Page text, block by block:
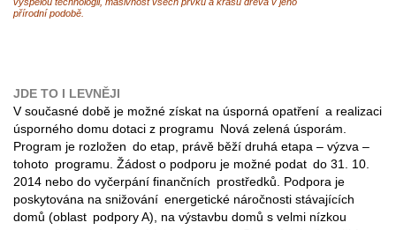
přírodní podobě.
JDE TO I LEVNĚJI
V současné době je možné získat na úsporná opatření a realizaci
úsporného domu dotaci z programu Nová zelená úsporám.
Program je rozložen do etap, právě běží druhá etapa – výzva –
tohoto programu. Žádost o podporu je možné podat do 31. 10.
2014 nebo do vyčerpání finančních prostředků. Podpora je
poskytována na snižování energetické náročnosti stávajících
domů (oblast podpory A), na výstavbu domů s velmi nízkou